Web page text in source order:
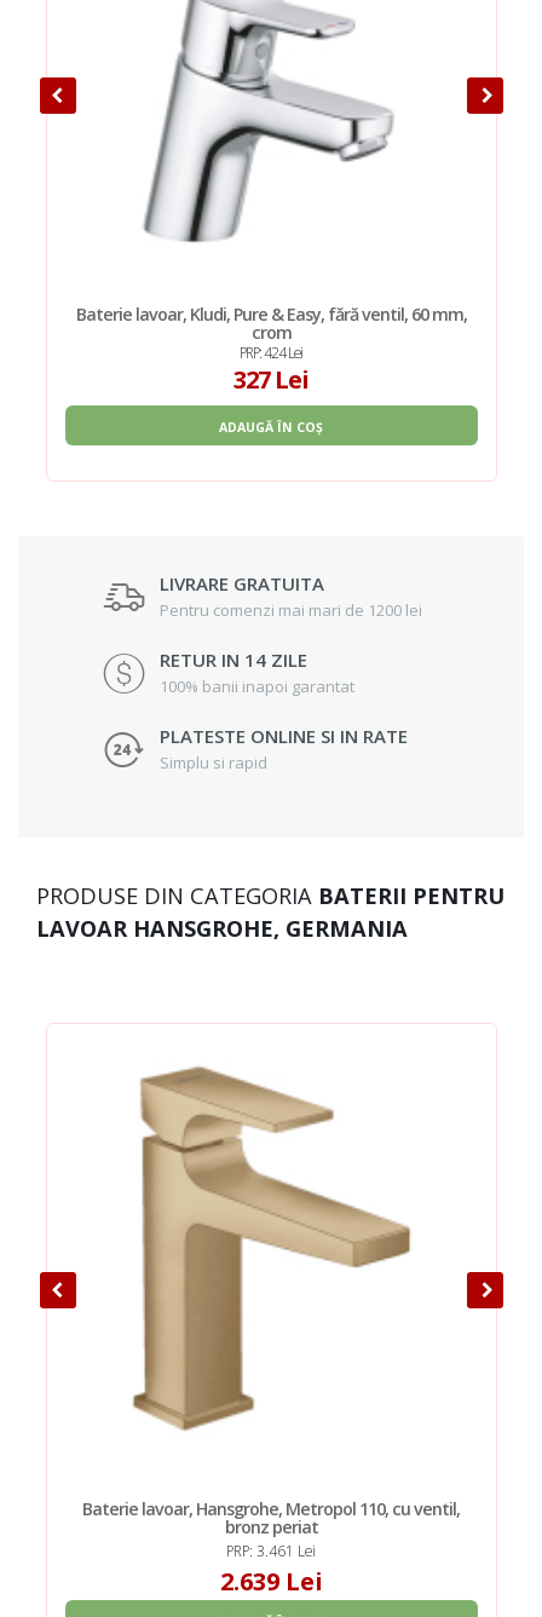
Baterie lavoar, Kludi, Pure & Easy, fără ventil, 60 mm,
crom
PRP: 424 Lei
327 Lei
ADAUGĂ ÎN COȘ
LIVRARE GRATUITA
Pentru comenzi mai mari de 1200 lei
RETUR IN 14 ZILE
100% banii inapoi garantat
PLATESTE ONLINE SI IN RATE
Simplu si rapid
PRODUSE DIN CATEGORIA BATERII PENTRU
LAVOAR HANSGROHE, GERMANIA
Baterie lavoar, Hansgrohe, Metropol 110, cu ventil,
bronz periat
PRP: 3.461 Lei
2.639 Lei